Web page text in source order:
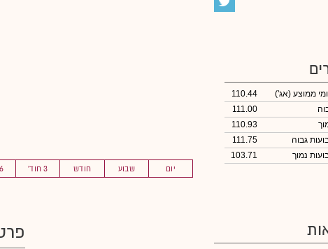
יום שבוע חודש 3 חוד' 6 חוד'
ממוצע (אג')
110.44
111.00
110.93
111.75
103.71